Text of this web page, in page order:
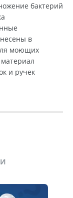
бактерий
в
моющих
и ручек